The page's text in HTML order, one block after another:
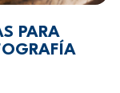
PARA